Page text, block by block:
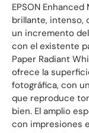
EPSON
brillante, intenso,
un incremento
con el existente
Paper Radiant
ofrece la
fotográfica, con
que reproduce
bien. El amplio
con impresiones